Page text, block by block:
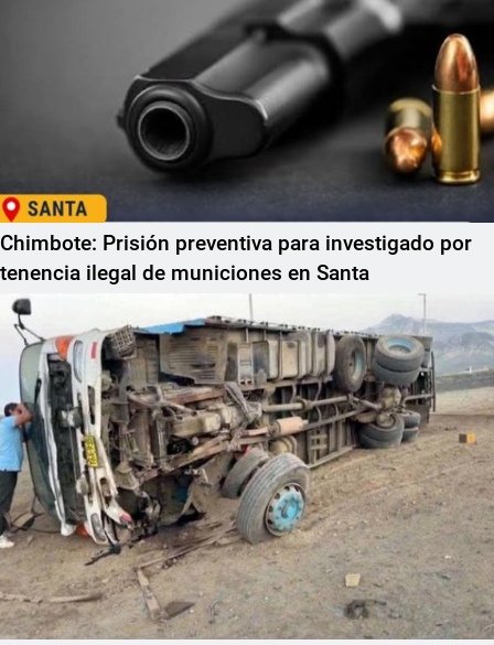
Chimbote: Prisión preventiva para investigado por
tenencia ilegal de municiones en Santa